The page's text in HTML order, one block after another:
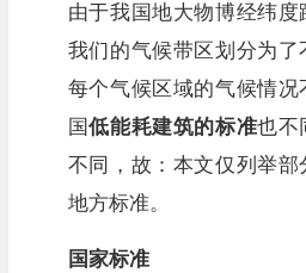
由于我国地大物博经纬
我们的气候带区划分为了
每个气候区域的气候情
国低能耗建筑的标准也不
不同，故：本文仅列举部
地方标准。
国家标准